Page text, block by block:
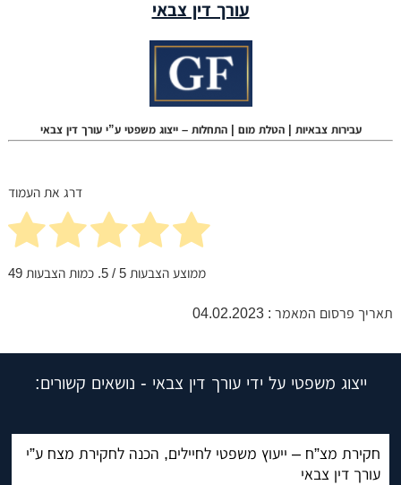
עורך דין צבאי
עבירות צבאיות | הטלת מום | התחלות – ייצוג משפטי ע”י עורך דין צבאי
דרג את העמוד
ממוצע הצבעות5 / 5. כמות הצבעות 49
תאריך פרסום המאמר : 04.02.2023
ייצוג משפטי על ידי עורך דין צבאי - נושאים קשורים:
חקירת מצ”ח – ייעוץ משפטי לחיילים, הכנה לחקירת מצח ע”י
עורך דין צבאי